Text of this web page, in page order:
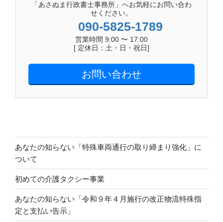
「あさぬま行政書士事務所」へお気軽にお問い合わ
せください。
090-5825-1789
営業時間 9:00 〜 17:00
[ 定休日：土・日・祝日]
お問い合わせ
あなたの知らない「特殊車両通行の取り締まり強化」に
ついて
初めての介護タクシー事業
あなたの知らない「令和９年４月施行の改正物流特殊指
定と支払い告示」